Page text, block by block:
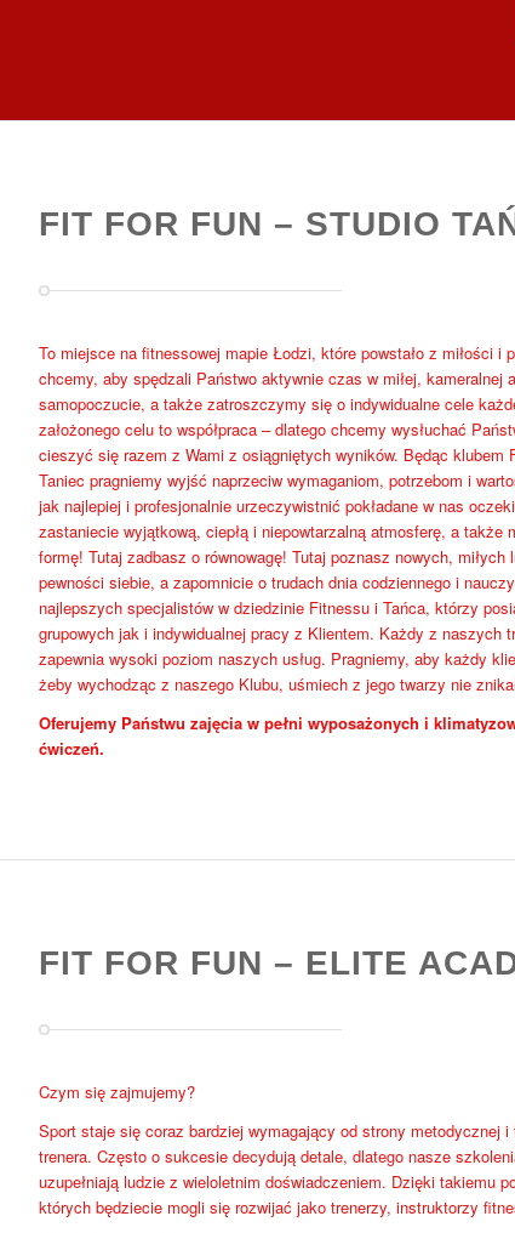
FIT FOR FUN – STUDIO
To miejsce na fitnessowej mapie Łodzi, które powstało z miłości
chcemy, aby spędzali Państwo aktywnie czas w miłej,
samopoczucie, a także zatroszczymy się o indywidualne cele
założonego celu to współpraca – dlatego chcemy wysłuchać
cieszyć się razem z Wami z osiągniętych wyników. Będąc
Taniec pragniemy wyjść naprzeciw wymaganiom, potrzebom i
jak najlepiej i profesjonalnie urzeczywistnić pokładane w nas
zastaniecie wyjątkową, ciepłą i niepowtarzalną atmosferę, a
formę! Tutaj zadbasz o równowagę! Tutaj poznasz nowych,
pewności siebie, a zapomnicie o trudach dnia codziennego i
najlepszych specjalistów w dziedzinie Fitnessu i Tańca, którzy
grupowych jak i indywidualnej pracy z Klientem. Każdy z naszych
zapewnia wysoki poziom naszych usług. Pragniemy, aby każdy
żeby wychodząc z naszego Klubu, uśmiech z jego twarzy nie
Oferujemy Państwu zajęcia w pełni wyposażonych i
ćwiczeń.
FIT FOR FUN – ELITE
Czym się zajmujemy?
Sport staje się coraz bardziej wymagający od strony
trenera. Często o sukcesie decydują detale, dlatego nasze
uzupełniają ludzie z wieloletnim doświadczeniem. Dzięki takiemu
których będziecie mogli się rozwijać jako trenerzy, instruktorzy